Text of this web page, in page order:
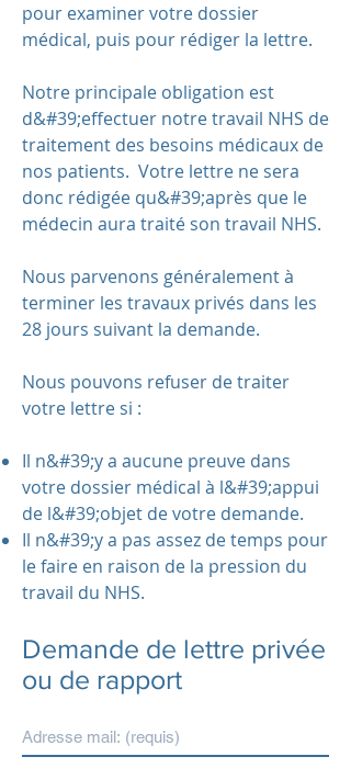
pour examiner votre dossier
médical, puis pour rédiger la lettre.
Notre principale obligation est
d&#39;effectuer notre travail NHS de
traitement des besoins médicaux de
nos patients. Votre lettre ne sera
donc rédigée qu&#39;après que le
médecin aura traité son travail NHS.
Nous parvenons généralement à
terminer les travaux privés dans les
28 jours suivant la demande.
Nous pouvons refuser de traiter
votre lettre si :
Il n&#39;y a aucune preuve dans
votre dossier médical à l&#39;appui
de l&#39;objet de votre demande.
Il n&#39;y a pas assez de temps pour
le faire en raison de la pression du
travail du NHS.
Demande de lettre privée
ou de rapport